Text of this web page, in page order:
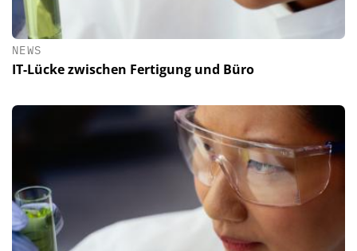
NEWS
IT-Lücke zwischen Fertigung und Büro